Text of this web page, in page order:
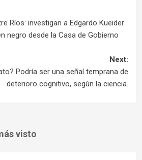
Ríos: investigan a Edgardo Kueider
negro desde la Casa de Gobierno
Next:
Podría ser una señal temprana de
deterioro cognitivo, según la ciencia.
visto